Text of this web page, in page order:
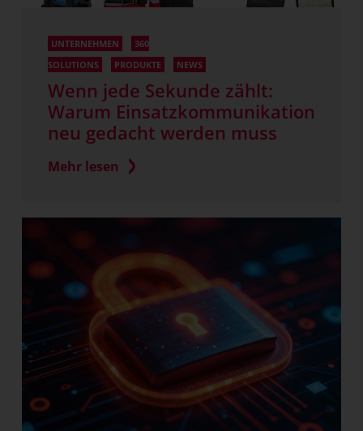
UNTERNEHMEN
360
SOLUTIONS
PRODUKTE NEWS
Wenn jede Sekunde zählt:
Warum Einsatzkommunikation
neu gedacht werden muss
Mehr lesen